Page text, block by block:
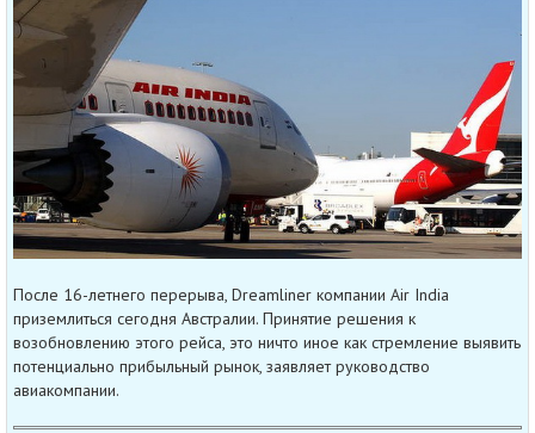
После 16-летнего перерыва, Dreamliner компании Air India
приземлиться сегодня Австралии. Принятие решения к
возобновлению этого рейса, это ничто иное как стремление выявить
потенциально прибыльный рынок, заявляет руководство
авиакомпании.